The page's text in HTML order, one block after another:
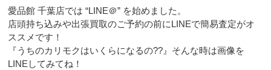
愛品館 千葉店では “LINE＠” を始めました。
店頭持ち込みや出張買取のご予約の前にLINEで簡易査定がオ
ススメです！
『うちのカリモクはいくらになるの??』そんな時は画像を
LINEしてみてね！